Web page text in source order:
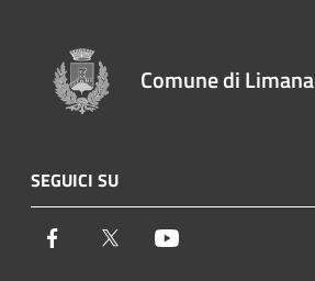
Comune di Limana
SEGUICI SU
Facebook Twitter